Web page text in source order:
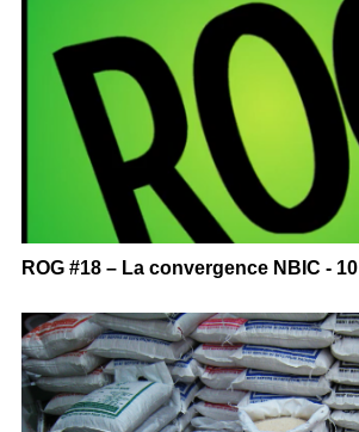
ROG #18 – La convergence NBIC -